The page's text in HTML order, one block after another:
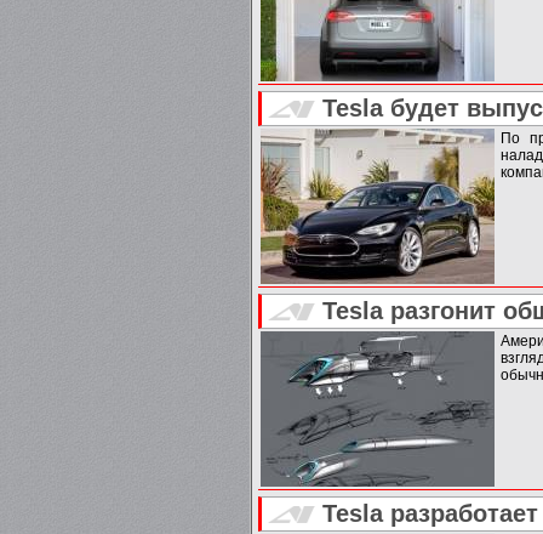
Tesla будет
По
Tesla разгонит
Tesla